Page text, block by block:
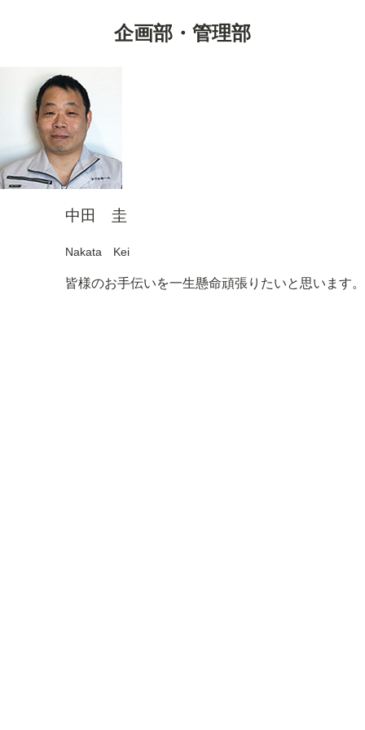
企画部・管理部
中田 圭
Nakata Kei
皆様のお手伝いを一生懸命頑張りたいと思います。